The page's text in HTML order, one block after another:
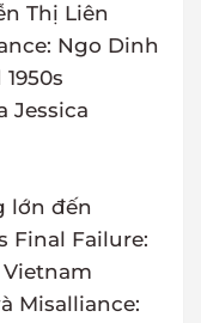
Thị Liên
Ngo Dinh
Jessica
lớn đến
Final Failure:
Misalliance: